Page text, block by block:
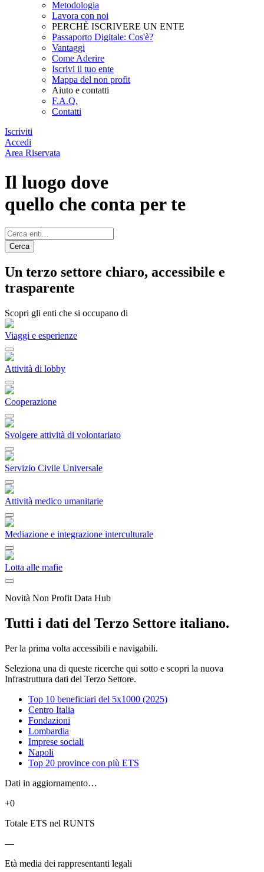
Metodologia
Lavora con noi
PERCHÈ ISCRIVERE UN ENTE
Passaporto Digitale: Cos'è?
Vantaggi
Come Aderire
Iscrivi il tuo ente
Mappa del non profit
Aiuto e contatti
F.A.Q.
Contatti
Iscriviti
Accedi
Area Riservata
Il luogo dove
quello che conta per te
Cerca
Un terzo settore chiaro, accessibile e
trasparente
Scopri gli enti che si occupano di
Viaggi e esperienze
Attività di lobby
Cooperazione
Svolgere attività di volontariato
Servizio Civile Universale
Attività medico umanitarie
Mediazione e integrazione interculturale
Lotta alle mafie
Novità Non Profit Data Hub
Tutti i dati del Terzo Settore italiano.
Per la prima volta accessibili e navigabili.
Seleziona una di queste ricerche qui sotto e scopri la nuova
Infrastruttura dati del Terzo Settore.
Top 10 beneficiari del 5x1000 (2025)
Centro Italia
Fondazioni
Lombardia
Imprese sociali
Napoli
Top 20 province con più ETS
Dati in aggiornamento…
+0
Totale ETS nel RUNTS
—
Età media dei rappresentanti legali